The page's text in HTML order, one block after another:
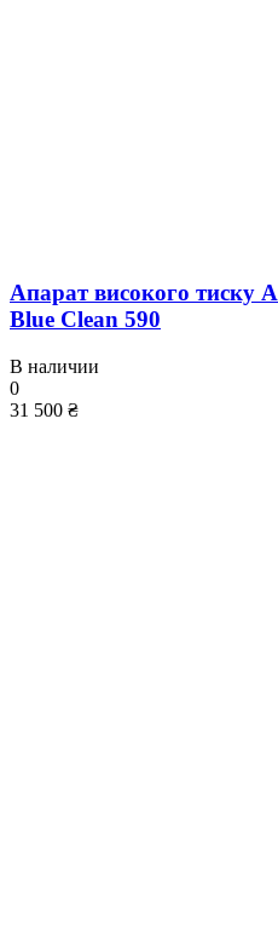
Апарат високого тиску
Blue Clean 590
В наличии
0
31 500 ₴